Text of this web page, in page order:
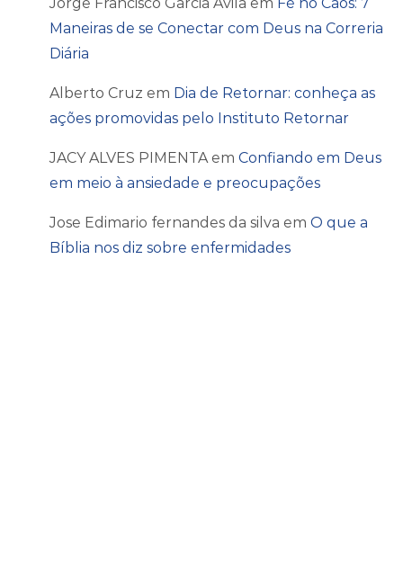
Maneiras de se Conectar com Deus na Correria
Diária
Alberto Cruz em Dia de Retornar: conheça as
ações promovidas pelo Instituto Retornar
JACY ALVES PIMENTA em Confiando em Deus
em meio à ansiedade e preocupações
Jose Edimario fernandes da silva em O que a
Bíblia nos diz sobre enfermidades